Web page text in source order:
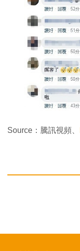
Source：騰訊視頻、